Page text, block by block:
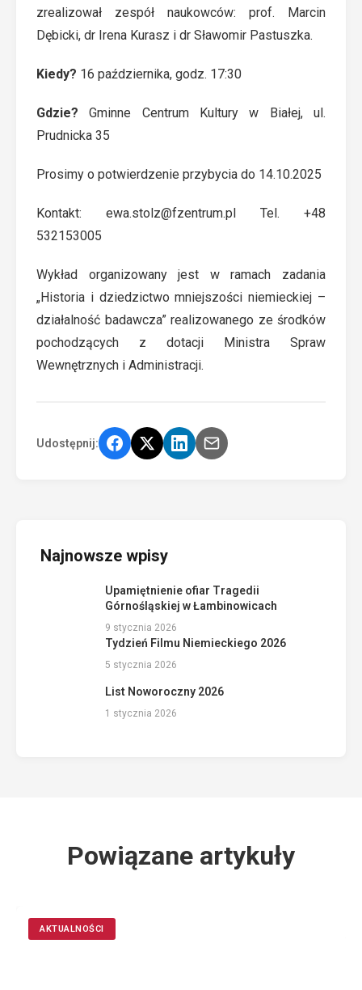
zrealizował zespół naukowców: prof. Marcin
Dębicki, dr Irena Kurasz i dr Sławomir Pastuszka.
Kiedy? 16 października, godz. 17:30
Gdzie? Gminne Centrum Kultury w Białej, ul.
Prudnicka 35
Prosimy o potwierdzenie przybycia do 14.10.2025
Kontakt: ewa.stolz@fzentrum.pl Tel. +48
532153005
Wykład organizowany jest w ramach zadania
„Historia i dziedzictwo mniejszości niemieckiej –
działalność badawcza” realizowanego ze środków
pochodzących z dotacji Ministra Spraw
Wewnętrznych i Administracji.
Udostępnij:
Najnowsze wpisy
Upamiętnienie ofiar Tragedii
Górnośląskiej w Łambinowicach
9 stycznia 2026
Tydzień Filmu Niemieckiego 2026
5 stycznia 2026
List Noworoczny 2026
1 stycznia 2026
Powiązane artykuły
AKTUALNOŚCI